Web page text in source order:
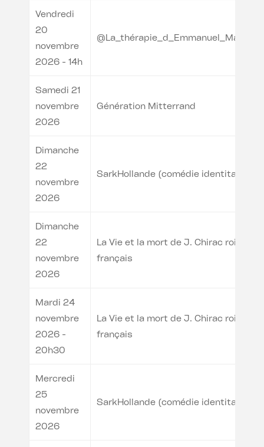
Vendredi
20
novembre
2026 - 14h
@La_thérapie_d_Emmanuel_Macron
Samedi 21
novembre
2026
Génération Mitterrand
Dimanche
22
novembre
2026
SarkHollande (comédie identitaire)
Dimanche
22
novembre
2026
La Vie et la mort de J. Chirac roi des
français
Mardi 24
novembre
2026 -
20h30
La Vie et la mort de J. Chirac roi des
français
Mercredi
25
novembre
2026
SarkHollande (comédie identitaire)